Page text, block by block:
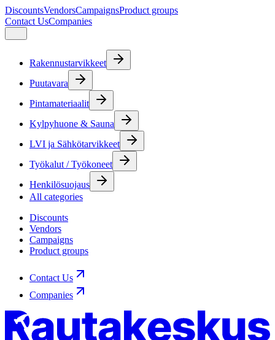
DiscountsVendorsCampaignsProduct groups
Contact UsCompanies
Rakennustarvikkeet
Puutavara
Pintamateriaalit
Kylpyhuone & Sauna
LVI ja Sähkötarvikkeet
Työkalut / Työkoneet
Henkilösuojaus
All categories
Discounts
Vendors
Campaigns
Product groups
Contact Us
Companies